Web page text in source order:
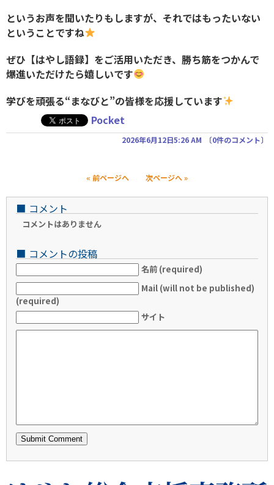
というお声を聞いたりもしますが、それではもったいない
ということですね
ぜひ【はやし語録】をご活用いただき、勝ち筋をつかんで
爆進いただけたら嬉しいです
学びを頑張る“まなびと”の皆様を応援しています
Pocket
2026年6月12日5:26 AM 〔0件のコメント〕
« 前ページへ 次ページへ »
■ コメント
コメントはありません
■ コメントの投稿
名前 (required)
Mail (will not be published)
(required)
サイト